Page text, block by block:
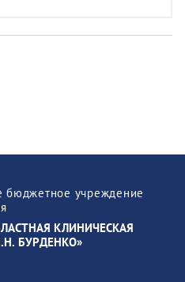
бюджетное учреждение
КЛИНИЧЕСКАЯ
БУРДЕНКО»